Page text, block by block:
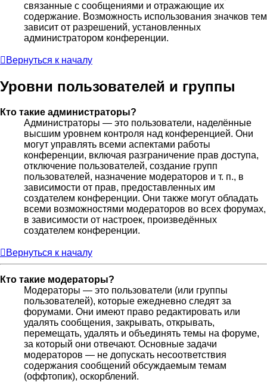
связанные с сообщениями и отражающие их
содержание. Возможность использования значков тем
зависит от разрешений, установленных
администратором конференции.
Вернуться к началу
Уровни пользователей и группы
Кто такие администраторы?
Администраторы — это пользователи, наделённые
высшим уровнем контроля над конференцией. Они
могут управлять всеми аспектами работы
конференции, включая разграничение прав доступа,
отключение пользователей, создание групп
пользователей, назначение модераторов и т. п., в
зависимости от прав, предоставленных им
создателем конференции. Они также могут обладать
всеми возможностями модераторов во всех форумах,
в зависимости от настроек, произведённых
создателем конференции.
Вернуться к началу
Кто такие модераторы?
Модераторы — это пользователи (или группы
пользователей), которые ежедневно следят за
форумами. Они имеют право редактировать или
удалять сообщения, закрывать, открывать,
перемещать, удалять и объединять темы на форуме,
за который они отвечают. Основные задачи
модераторов — не допускать несоответствия
содержания сообщений обсуждаемым темам
(оффтопик), оскорблений.